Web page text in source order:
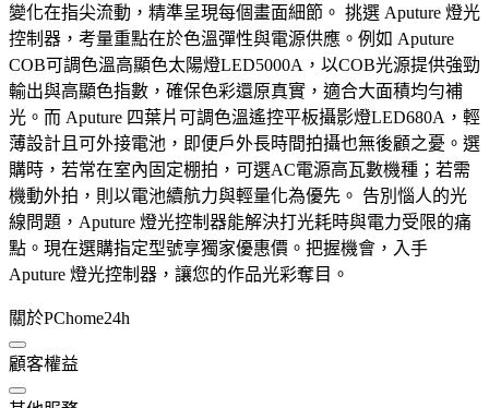
變化在指尖流動，精準呈現每個畫面細節。 挑選 Aputure 燈光
控制器，考量重點在於色溫彈性與電源供應。例如 Aputure
COB可調色溫高顯色太陽燈LED5000A，以COB光源提供強勁
輸出與高顯色指數，確保色彩還原真實，適合大面積均勻補
光。而 Aputure 四葉片可調色溫遙控平板攝影燈LED680A，輕
薄設計且可外接電池，即便戶外長時間拍攝也無後顧之憂。選
購時，若常在室內固定棚拍，可選AC電源高瓦數機種；若需
機動外拍，則以電池續航力與輕量化為優先。 告別惱人的光
線問題，Aputure 燈光控制器能解決打光耗時與電力受限的痛
點。現在選購指定型號享獨家優惠價。把握機會，入手
Aputure 燈光控制器，讓您的作品光彩奪目。
關於PChome24h
顧客權益